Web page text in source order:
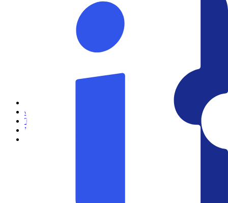
Cinemas
Teatro
Eventos